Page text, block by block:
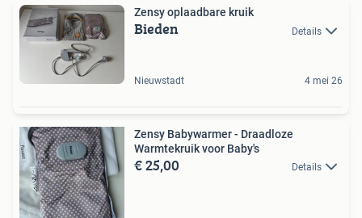
Zensy oplaadbare kruik
Bieden Details
Nieuwstadt 4 mei 26
Zensy Babywarmer - Draadloze
Warmtekruik voor Baby's
€ 25,00 Details